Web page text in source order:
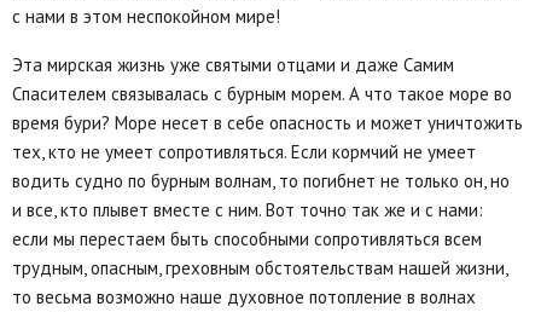
с нами в этом неспокойном мире!
Эта мирская жизнь уже святыми отцами и даже Самим
Спасителем связывалась с бурным морем. А что такое море во
время бури? Море несет в себе опасность и может уничтожить
тех, кто не умеет сопротивляться. Если кормчий не умеет
водить судно по бурным волнам, то погибнет не только он, но
и все, кто плывет вместе с ним. Вот точно так же и с нами:
если мы перестаем быть способными сопротивляться всем
трудным, опасным, греховным обстоятельствам нашей жизни,
то весьма возможно наше духовное потопление в волнах